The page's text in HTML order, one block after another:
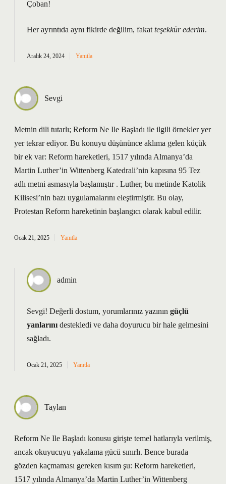
Çoban!
Her ayrıntıda aynı fikirde değilim, fakat teşekkür ederim.
Aralık 24, 2024 Yanıtla
Sevgi
Metnin dili tutarlı; Reform Ne Ile Başladı ile ilgili örnekler yer
yer tekrar ediyor. Bu konuyu düşününce aklıma gelen küçük
bir ek var: Reform hareketleri, 1517 yılında Almanya’da
Martin Luther’in Wittenberg Katedrali’nin kapısına 95 Tez
adlı metni asmasıyla başlamıştır . Luther, bu metinde Katolik
Kilisesi’nin bazı uygulamalarını eleştirmiştir. Bu olay,
Protestan Reform hareketinin başlangıcı olarak kabul edilir.
Ocak 21, 2025 Yanıtla
admin
Sevgi! Değerli dostum, yorumlarınız yazının güçlü
yanlarını destekledi ve daha doyurucu bir hale gelmesini
sağladı.
Ocak 21, 2025 Yanıtla
Taylan
Reform Ne Ile Başladı konusu girişte temel hatlarıyla verilmiş,
ancak okuyucuyu yakalama gücü sınırlı. Bence burada
gözden kaçmaması gereken kısım şu: Reform hareketleri,
1517 yılında Almanya’da Martin Luther’in Wittenberg